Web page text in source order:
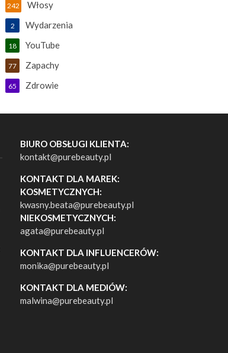
Włosy
242
Wydarzenia
2
YouTube
18
Zapachy
77
Zdrowie
65
BIURO OBSŁUGI KLIENTA:
kontakt@purebeauty.pl
KONTAKT DLA MAREK:
KOSMETYCZNYCH:
kwasny.beata@purebeauty.pl
NIEKOSMETYCZNYCH:
agata@purebeauty.pl
KONTAKT DLA INFLUENCERÓW:
monika@purebeauty.pl
KONTAKT DLA MEDIÓW:
malwina@purebeauty.pl